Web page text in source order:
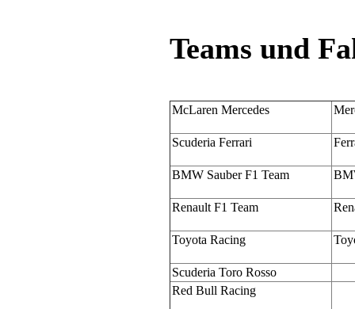
Teams und
McLaren Mercedes
Scuderia Ferrari
BMW Sauber F1 Team
Renault F1 Team
Toyota Racing
Scuderia Toro Rosso
Red Bull Racing